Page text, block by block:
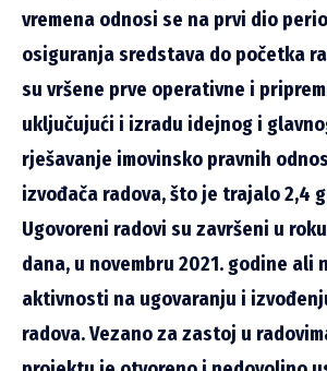
vremena odnosi se na prvi dio
osiguranja sredstava do početka
su vršene prve operativne i
uključujući i izradu idejnog i
rješavanje imovinsko pravnih
izvođača radova, što je trajalo 2,4
Ugovoreni radovi su završeni u
dana, u novembru 2021. godine ali
aktivnosti na ugovaranju i
radova. Vezano za zastoj u